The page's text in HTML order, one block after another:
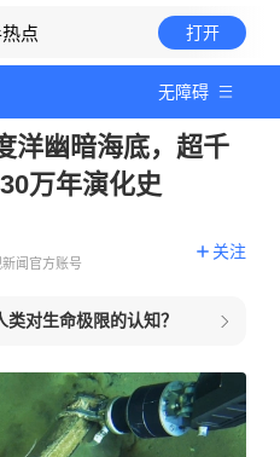
点 打开
无障碍
洋幽暗海底，超千
万年演化史
新闻官方账号
关注
对生命极限的认知？